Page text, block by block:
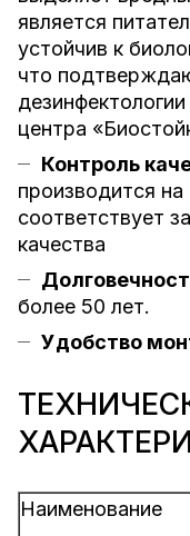
является
устойчив к
что
центра
Контроль
производится
соответствует
качества
более 50 лет.
Удобство
Наименование